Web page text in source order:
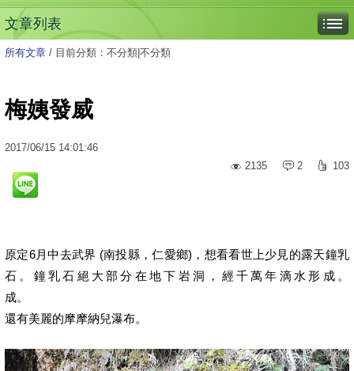
文章列表
所有文章 / 目前分類：不分類|不分類
梅姨發威
2017/06/15 14:01:46
2135
2 103
原定6月中去武界 (南投縣，仁愛鄉)，想看看世上少見的露天鐘乳
石。鐘乳石絕大部分在地下岩洞，經千萬年滴水形成。
成。
還有美麗的摩摩納兒瀑布。